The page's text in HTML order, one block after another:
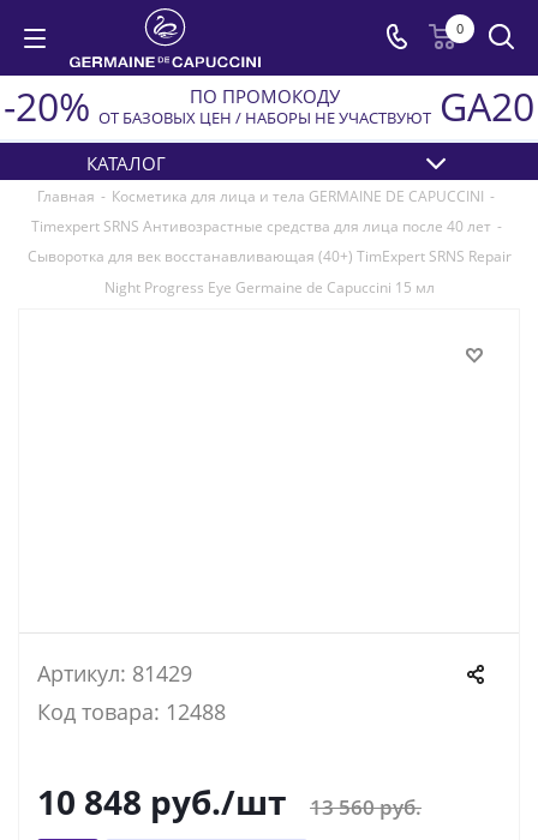
0
-20% ПО ПРОМОКОДУ
ОТ БАЗОВЫХ ЦЕН / НАБОРЫ НЕ УЧАСТВУЮТ GA20
КАТАЛОГ
Главная - Косметика для лица и тела GERMAINE DE CAPUCCINI -
Timexpert SRNS Антивозрастные средства для лица после 40 лет -
Сыворотка для век восстанавливающая (40+) TimExpert SRNS Repair
Night Progress Eye Germaine de Capuccini 15 мл
Артикул: 81429
Код товара: 12488
10 848 руб./шт 13 560руб.